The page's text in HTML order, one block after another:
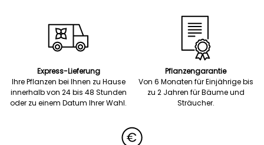
Express-Lieferung
Ihre Pflanzen bei Ihnen zu Hause
innerhalb von 24 bis 48 Stunden
oder zu einem Datum Ihrer Wahl.
Pflanzengarantie
Von 6 Monaten für Einjährige bis
zu 2 Jahren für Bäume und
Sträucher.